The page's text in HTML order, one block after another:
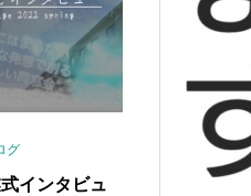
グ
インタビュ